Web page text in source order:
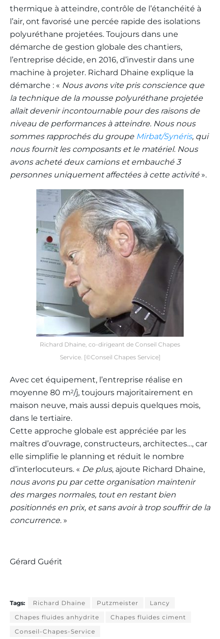
thermique à atteindre, contrôle de l’étanchéité à
l’air, ont favorisé une percée rapide des isolations
polyuréthane projetées. Toujours dans une
démarche de gestion globale des chantiers,
l’entreprise décide, en 2016, d’investir dans une
machine à projeter. Richard Dhaine explique la
démarche : « Nous avons vite pris conscience que
la technique de la mousse polyuréthane projetée
allait devenir incontournable pour des raisons de
niveau de performances à atteindre. Nous nous
sommes rapprochés du groupe Mirbat/Synéris, qui
nous fournit les composants et le matériel. Nous
avons acheté deux camions et embauché 3
personnes uniquement affectées à cette activité ».
Richard Dhaine, co-dirigeant de Conseil Chapes
Service. [©Conseil Chapes Service]
Avec cet équipement, l’entreprise réalise en
moyenne 80 m2/j, toujours majoritairement en
maison neuve, mais aussi depuis quelques mois,
dans le tertiaire.
Cette approche globale est appréciée par les
maîtres d’ouvrage, constructeurs, architectes…, car
elle simplifie le planning et réduit le nombre
d’interlocuteurs. « De plus, ajoute Richard Dhaine,
nous avons pu par cette organisation maintenir
des marges normales, tout en restant bien
positionnés en prix, et sans avoir à trop souffrir de la
concurrence. »
Gérard Guérit
Tags: Richard Dhaine Putzmeister
Lancy
Chapes fluides anhydrite
Chapes fluides ciment
Conseil-Chapes-Service